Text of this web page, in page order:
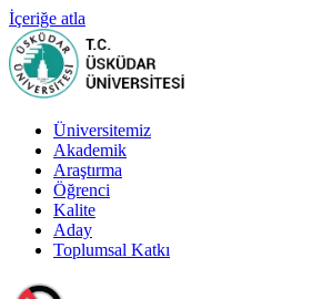
İçeriğe atla
Üniversitemiz
Akademik
Araştırma
Öğrenci
Kalite
Aday
Toplumsal Katkı